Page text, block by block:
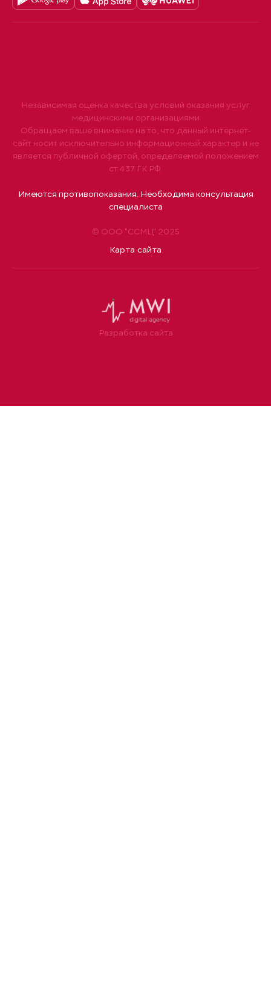
© ООО "ССМЦ" 2025
Карта сайта
Независимая оценка качества условий оказания услуг
медицинскими организациями
Обращаем ваше внимание на то, что данный интернет-
сайт носит исключительно информационный характер и не
является публичной офертой, определяемой положением
ст.437 ГК РФ.
Имеются противопоказания. Необходима консультация
специалиста
Разработка сайта